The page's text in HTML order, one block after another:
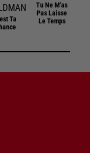
Ta
Tu Ne M'as
Pas Laisse
Le Temps